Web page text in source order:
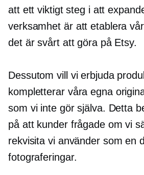
att ett viktigt steg i att
verksamhet är att etablera
det är svårt att göra på Etsy.
Dessutom vill vi erbjuda
kompletterar våra egna
som vi inte gör själva. Detta
på att kunder frågade om vi
rekvisita vi använder som en
fotograferingar.